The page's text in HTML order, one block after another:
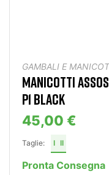
GAMBALI E
MANICOTTI
P1 BLACK
45,00 €
Taglie: I II
Pronta Consegna